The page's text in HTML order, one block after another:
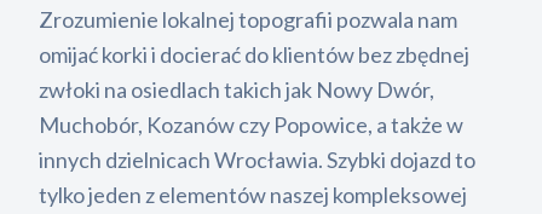
Zrozumienie lokalnej topografii pozwala nam
omijać korki i docierać do klientów bez zbędnej
zwłoki na osiedlach takich jak Nowy Dwór,
Muchobór, Kozanów czy Popowice, a także w
innych dzielnicach Wrocławia. Szybki dojazd to
tylko jeden z elementów naszej kompleksowej